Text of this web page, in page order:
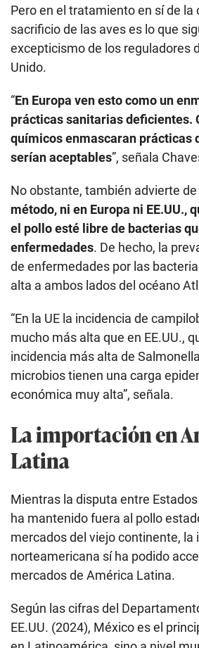
Pero en el tratamiento en sí de la
sacrificio de las aves es lo que
excepticismo de los reguladores
Unido.
“En Europa ven esto como un
prácticas sanitarias deficientes.
químicos enmascaran prácticas
serían aceptables”, señala
No obstante, también advierte de
método, ni en Europa ni EE.UU.,
el pollo esté libre de bacterias
enfermedades. De hecho, la
de enfermedades por las
alta a ambos lados del océano
“En la UE la incidencia de
mucho más alta que en EE.UU.,
incidencia más alta de
microbios tienen una carga
económica muy alta”, señala.
La importación en
Latina
Mientras la disputa entre
ha mantenido fuera al pollo
mercados del viejo continente, la
norteamericana sí ha podido
mercados de América Latina.
Según las cifras del
EE.UU. (2024), México es el